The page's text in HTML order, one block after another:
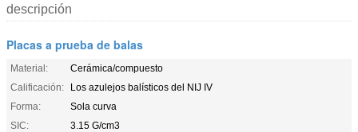
descripción
Placas a prueba de balas
Material:
Cerámica/compuesto
Calificación:
Los azulejos balísticos del NIJ IV
Forma:
Sola curva
SIC:
3.15 G/cm3